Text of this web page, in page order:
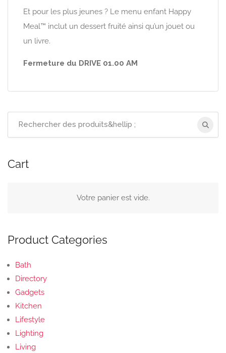
Et pour les plus jeunes ? Le menu enfant Happy
Meal™ inclut un dessert fruité ainsi qu’un jouet ou
un livre.
Fermeture du DRIVE 01.00 AM
Cart
Votre panier est vide.
Product Categories
Bath
Directory
Gadgets
Kitchen
Lifestyle
Lighting
Living